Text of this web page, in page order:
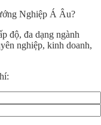
Nghiệp Á Âu?
độ, đa dạng ngành
nghiệp, kinh doanh,